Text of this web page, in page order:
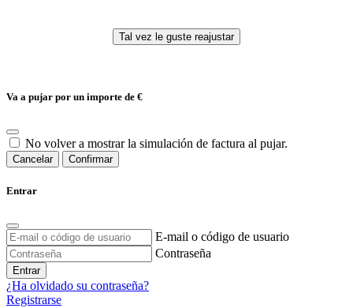
Va a pujar por un importe de €
No volver a mostrar la simulación de factura al pujar.
Cancelar Confirmar
Entrar
E-mail o código de usuario
Contraseña
Entrar
¿Ha olvidado su contraseña?
Registrarse